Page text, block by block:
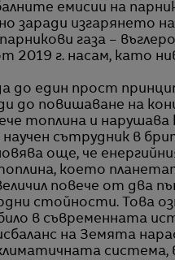
емисии на
заради изгарянето
газа –
2019 г. насам, като
до един прост
до повишаване на
топлина и
сътрудник в
още, че
което
повече от два
стойности. Това
в съвременната
на Земята
система,